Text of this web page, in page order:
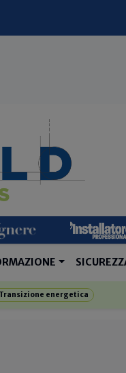
Transizione energetica